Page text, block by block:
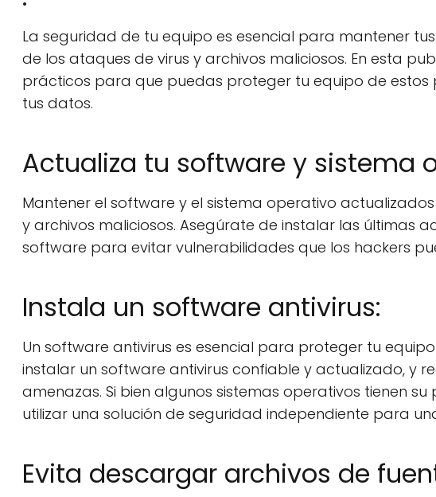
La seguridad de tu equipo es esencial para mantener
de los ataques de virus y archivos maliciosos. En esta
prácticos para que puedas proteger tu equipo de
tus datos.
Actualiza tu software y sistema
Mantener el software y el sistema operativo
y archivos maliciosos. Asegúrate de instalar las últimas
software para evitar vulnerabilidades que los hackers
Instala un software antivirus:
Un software antivirus es esencial para proteger tu
instalar un software antivirus confiable y actualizado, y
amenazas. Si bien algunos sistemas operativos tienen
utilizar una solución de seguridad independiente para
Evita descargar archivos de